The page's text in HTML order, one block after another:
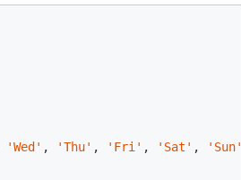
'Wed' , 'Thu' , 'Fri' , 'Sat' , 'Sun'